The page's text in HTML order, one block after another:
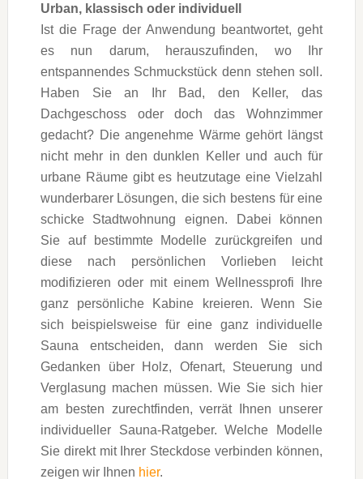
Urban, klassisch oder individuell
Ist die Frage der Anwendung beantwortet, geht
es nun darum, herauszufinden, wo Ihr
entspannendes Schmuckstück denn stehen soll.
Haben Sie an Ihr Bad, den Keller, das
Dachgeschoss oder doch das Wohnzimmer
gedacht? Die angenehme Wärme gehört längst
nicht mehr in den dunklen Keller und auch für
urbane Räume gibt es heutzutage eine Vielzahl
wunderbarer Lösungen, die sich bestens für eine
schicke Stadtwohnung eignen. Dabei können
Sie auf bestimmte Modelle zurückgreifen und
diese nach persönlichen Vorlieben leicht
modifizieren oder mit einem Wellnessprofi Ihre
ganz persönliche Kabine kreieren. Wenn Sie
sich beispielsweise für eine ganz individuelle
Sauna entscheiden, dann werden Sie sich
Gedanken über Holz, Ofenart, Steuerung und
Verglasung machen müssen. Wie Sie sich hier
am besten zurechtfinden, verrät Ihnen unserer
individueller Sauna-Ratgeber. Welche Modelle
Sie direkt mit Ihrer Steckdose verbinden können,
zeigen wir Ihnen hier.